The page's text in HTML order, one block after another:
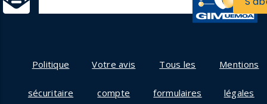
Politique
sécuritaire
Votre avis
compte
Tous les
formulaires
Mentions
légales